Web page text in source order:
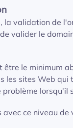
la validation de
valider le
être le minimum
les sites Web
lorsqu'il
avec ce niveau